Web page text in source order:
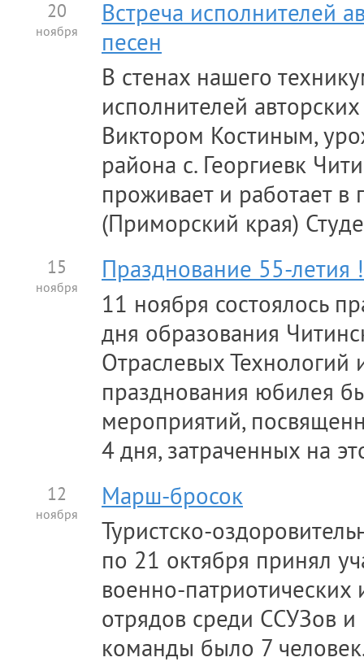
20
ноября
Встреча исполнителей
песен
В стенах нашего
исполнителей
Виктором Костиным,
района с. Георгиевк
проживает и работает в
(Приморский края)
15
ноября
Празднование 55-летия
11 ноября состоялось
дня образования
Отраслевых Технологий
празднования юбилея
мероприятий,
4 дня, затраченных на
12
ноября
Марш-бросок
Туристско-
по 21 октября принял
военно-патриотических
отрядов среди ССУЗов и
команды было 7